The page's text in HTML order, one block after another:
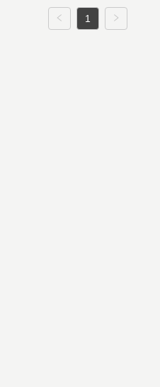
1